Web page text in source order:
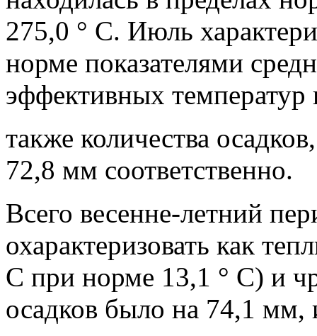
275,0 ° С. Июль
норме показателями
эффективных температур
также количества
72,8 мм соответственно.
Всего весенне-летний
охарактеризовать как
С при норме 13,1 ° С) и
осадков было на 74,1